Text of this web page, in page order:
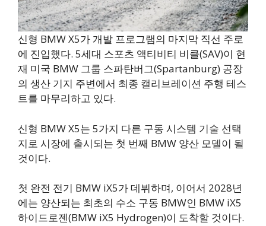
신형 BMW X5가 개발 프로그램의 마지막 직선 주로
에 진입했다. 5세대 스포츠 액티비티 비클(SAV)이 현
재 미국 BMW 그룹 스파탄버그(Spartanburg) 공장
의 생산 기지 주변에서 최종 캘리브레이션 주행 테스
트를 마무리하고 있다.
신형 BMW X5는 5가지 다른 구동 시스템 기술 선택
지로 시장에 출시되는 첫 번째 BMW 양산 모델이 될
것이다.
첫 완전 전기 BMW iX5가 데뷔하며, 이어서 2028년
에는 양산되는 최초의 수소 구동 BMW인 BMW iX5
하이드로젠(BMW iX5 Hydrogen)이 도착할 것이다.